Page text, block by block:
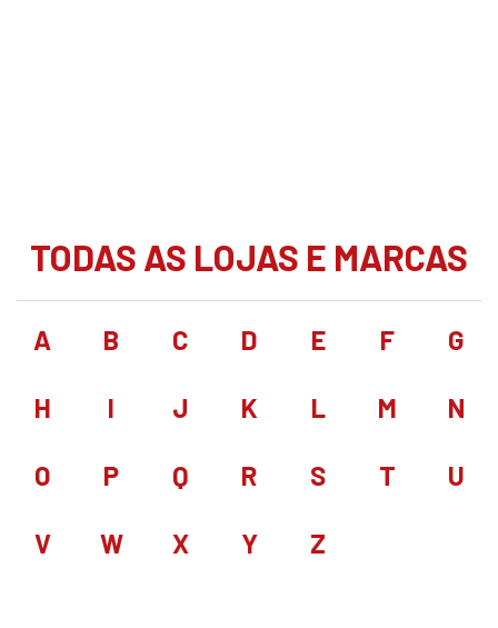
TODAS AS LOJAS E MARCAS
A B C D E F G
H I J K L M N
O P Q R S T U
V W X Y Z